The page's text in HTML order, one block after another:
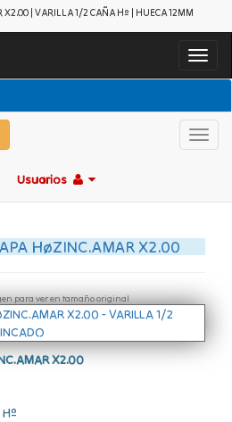
| VARILLA 1/2 CAÑA Hº | HUECA 12MM
Usuarios
HøZINC.AMAR X2.00
para ver en tamaño original
X2.00